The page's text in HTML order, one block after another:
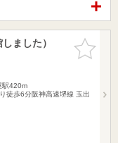
お気に入
りに追加
ました）
駅420m
徒歩6分阪神高速堺線 玉出